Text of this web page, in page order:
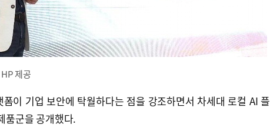
제공
이 기업 보안에 탁월하다는 점을 강조하면서 차세대 로컬 AI 플
품군을 공개했다.